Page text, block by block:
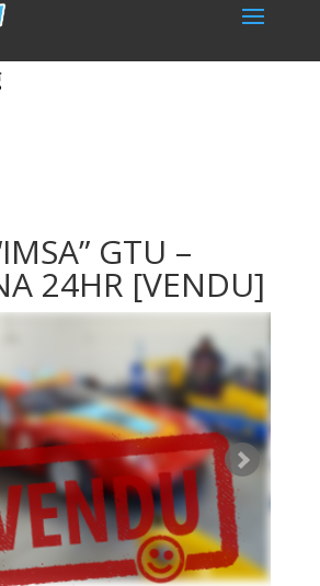
GTU –
24HR [VENDU]